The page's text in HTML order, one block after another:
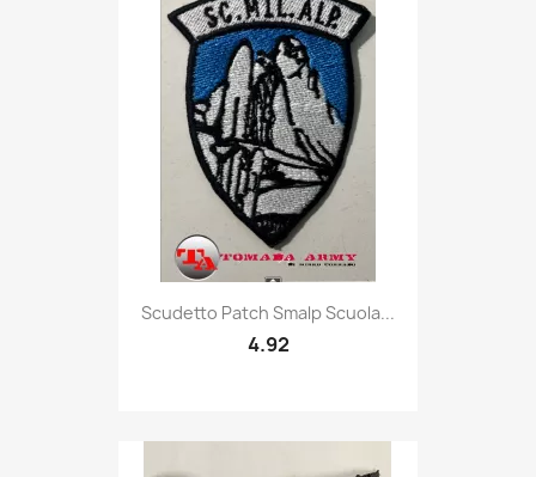
Quick view
Scudetto Patch Smalp Scuola...
4.92